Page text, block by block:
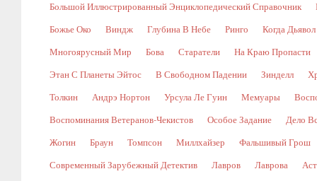
Большой Иллюстрированный Энциклопедический Справочник
Божье Око Виндж Глубина В Небе Ринго Когда
Многоярусный Мир Бова Старатели На Краю Пропасти
Этан С Планеты Эйтос В Свободном Падении Зинделл
Толкин Андрэ Нортон Урсула Ле Гуин Мемуары
Воспоминания Ветеранов-Чекистов Особое Задание Дело
Жогин Браун Томпсон Миллхайзер Фальшивый Грош
Современный Зарубежный Детектив Лавров Лаврова